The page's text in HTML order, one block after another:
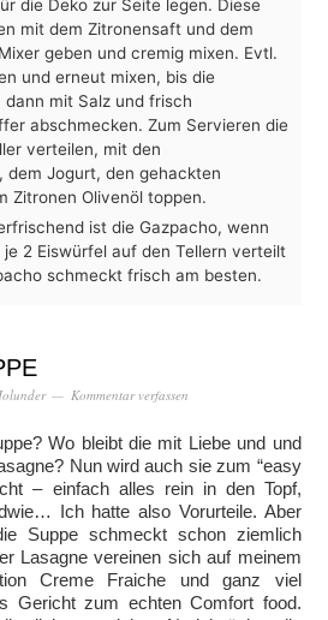
die Deko zur Seite legen. Diese
mit dem Zitronensaft und dem
geben und cremig mixen. Evtl.
und erneut mixen, bis die
dann mit Salz und frisch
abschmecken. Zum Servieren die
verteilen, mit den
dem Jogurt, den gehackten
Zitronen Olivenöl toppen.
ist die Gazpacho, wenn
2 Eiswürfel auf den Tellern verteilt
schmeckt frisch am besten.
Kommentar verfassen
Wo bleibt die mit Liebe und und
Nun wird auch sie zum “easy
– einfach alles rein in den Topf,
Ich hatte also Vorurteile. Aber
Suppe schmeckt schon ziemlich
Lasagne vereinen sich auf meinem
Creme Fraiche und ganz viel
Gericht zum echten Comfort food.